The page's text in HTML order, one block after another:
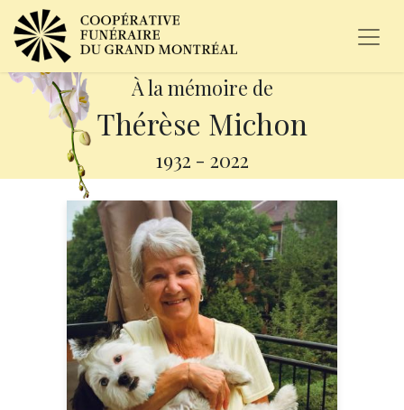
À la mémoire de
Thérèse Michon
1932 - 2022